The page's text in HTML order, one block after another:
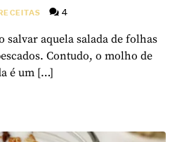
4
salvar aquela salada de folhas
Contudo, o molho de
é um […]